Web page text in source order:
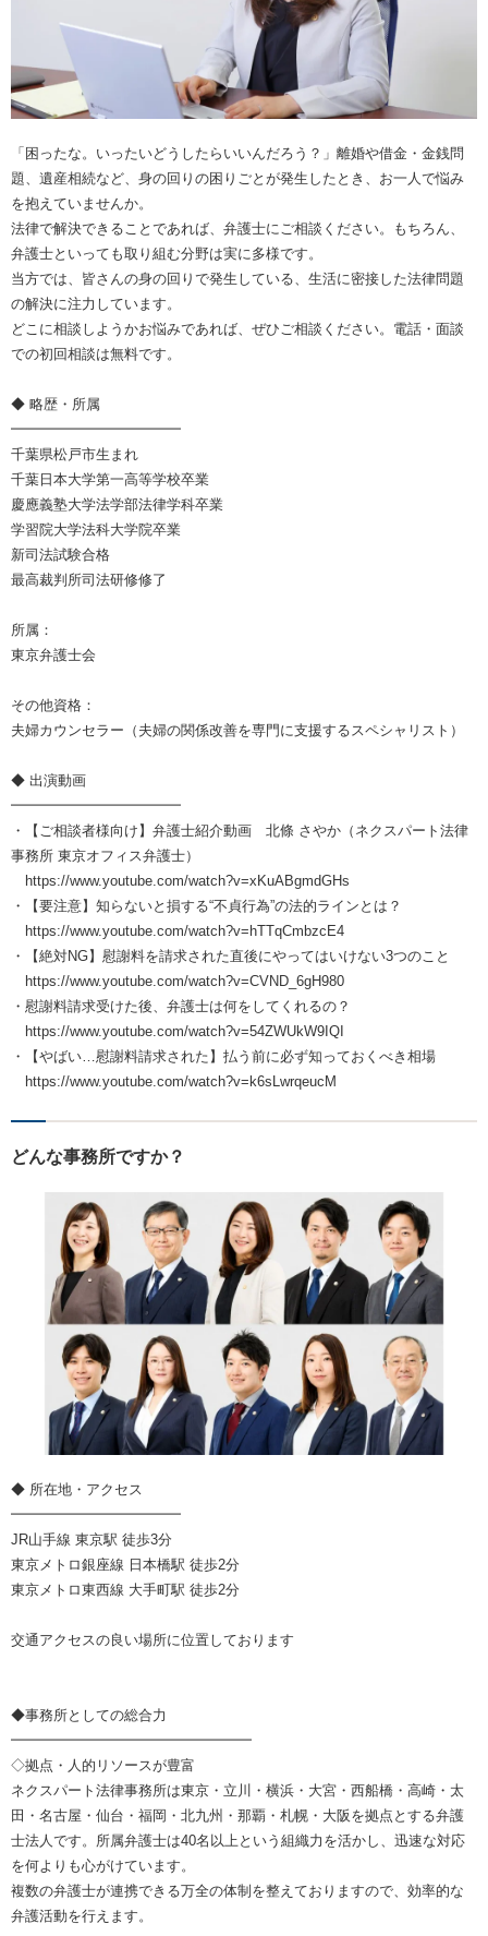
「困ったな。いったいどうしたらいいんだろう？」離婚や借金・金銭問
題、遺産相続など、身の回りの困りごとが発生したとき、お一人で悩み
を抱えていませんか。
法律で解決できることであれば、弁護士にご相談ください。もちろん、
弁護士といっても取り組む分野は実に多様です。
当方では、皆さんの身の回りで発生している、生活に密接した法律問題
の解決に注力しています。
どこに相談しようかお悩みであれば、ぜひご相談ください。電話・面談
での初回相談は無料です。
◆ 略歴・所属
━━━━━━━━━━━━
千葉県松戸市生まれ
千葉日本大学第一高等学校卒業
慶應義塾大学法学部法律学科卒業
学習院大学法科大学院卒業
新司法試験合格
最高裁判所司法研修修了
所属：
東京弁護士会
その他資格：
夫婦カウンセラー（夫婦の関係改善を専門に支援するスペシャリスト）
◆ 出演動画
━━━━━━━━━━━━
・【ご相談者様向け】弁護士紹介動画 北條 さやか（ネクスパート法律
事務所 東京オフィス弁護士）
https://www.youtube.com/watch?v=xKuABgmdGHs
・【要注意】知らないと損する“不貞行為”の法的ラインとは？
https://www.youtube.com/watch?v=hTTqCmbzcE4
・【絶対NG】慰謝料を請求された直後にやってはいけない3つのこと
https://www.youtube.com/watch?v=CVND_6gH980
・慰謝料請求受けた後、弁護士は何をしてくれるの？
https://www.youtube.com/watch?v=54ZWUkW9IQI
・【やばい…慰謝料請求された】払う前に必ず知っておくべき相場
https://www.youtube.com/watch?v=k6sLwrqeucM
どんな事務所ですか？
◆ 所在地・アクセス
━━━━━━━━━━━━
JR山手線 東京駅 徒歩3分
東京メトロ銀座線 日本橋駅 徒歩2分
東京メトロ東西線 大手町駅 徒歩2分
交通アクセスの良い場所に位置しております
◆事務所としての総合力
━━━━━━━━━━━━━━━━━
◇拠点・人的リソースが豊富
ネクスパート法律事務所は東京・立川・横浜・大宮・⻄船橋・高崎・太
田・名古屋・仙台・福岡・北九州・那覇・札幌・大阪を拠点とする弁護
士法人です。所属弁護士は40名以上という組織力を活かし、迅速な対応
を何よりも心がけています。
複数の弁護士が連携できる万全の体制を整えておりますので、効率的な
弁護活動を行えます。